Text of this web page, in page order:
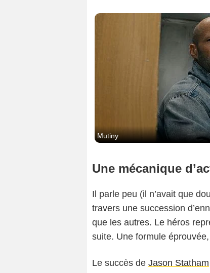
Mutiny
Une mécanique
Il parle peu (il n’avait que
travers une succession
que les autres. Le héros
suite. Une formule
Le succès de Jason Statham